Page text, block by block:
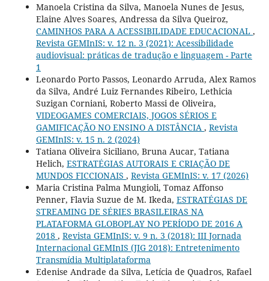
Manoela Cristina da Silva, Manoela Nunes de Jesus,
Elaine Alves Soares, Andressa da Silva Queiroz,
CAMINHOS PARA A ACESSIBILIDADE EDUCACIONAL ,
Revista GEMInIS: v. 12 n. 3 (2021): Acessibilidade
audiovisual: práticas de tradução e linguagem - Parte
1
Leonardo Porto Passos, Leonardo Arruda, Alex Ramos
da Silva, André Luiz Fernandes Ribeiro, Lethicia
Suzigan Corniani, Roberto Massi de Oliveira,
VIDEOGAMES COMERCIAIS, JOGOS SÉRIOS E
GAMIFICAÇÃO NO ENSINO A DISTÂNCIA , Revista
GEMInIS: v. 15 n. 2 (2024)
Tatiana Oliveira Siciliano, Bruna Aucar, Tatiana
Helich, ESTRATÉGIAS AUTORAIS E CRIAÇÃO DE
MUNDOS FICCIONAIS , Revista GEMInIS: v. 17 (2026)
Maria Cristina Palma Mungioli, Tomaz Affonso
Penner, Flavia Suzue de M. Ikeda, ESTRATÉGIAS DE
STREAMING DE SÉRIES BRASILEIRAS NA
PLATAFORMA GLOBOPLAY NO PERÍODO DE 2016 A
2018 , Revista GEMInIS: v. 9 n. 3 (2018): III Jornada
Internacional GEMInIS (JIG 2018): Entretenimento
Transmídia Multiplataforma
Edenise Andrade da Silva, Letícia de Quadros, Rafael